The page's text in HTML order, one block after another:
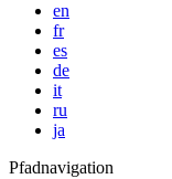
en
fr
es
de
it
ru
ja
Pfadnavigation